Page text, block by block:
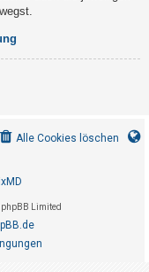
Alle Cookies löschen
Limited